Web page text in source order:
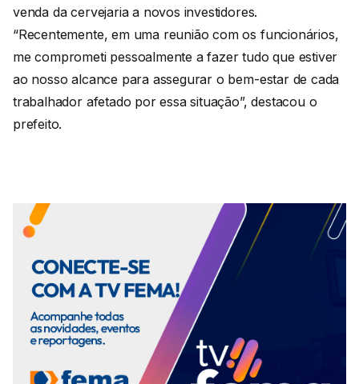
venda da cervejaria a novos investidores.
“Recentemente, em uma reunião com os funcionários,
me comprometi pessoalmente a fazer tudo que estiver
ao nosso alcance para assegurar o bem-estar de cada
trabalhador afetado por essa situação”, destacou o
prefeito.